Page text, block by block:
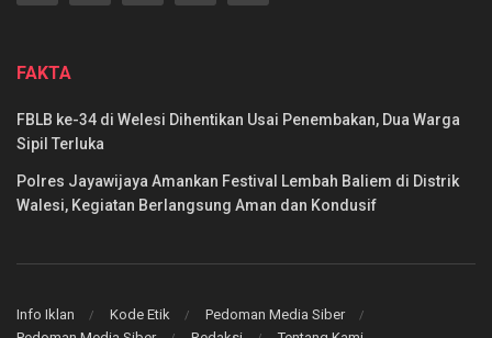
FAKTA
FBLB ke-34 di Welesi Dihentikan Usai Penembakan, Dua Warga
Sipil Terluka
Polres Jayawijaya Amankan Festival Lembah Baliem di Distrik
Walesi, Kegiatan Berlangsung Aman dan Kondusif
Info Iklan Kode Etik
Pedoman Media Siber